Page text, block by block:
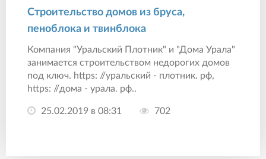
Строительство домов из бруса,
пеноблока и твинблока
Компания "Уральский Плотник" и "Дома Урала"
занимается строительством недорогих домов
под ключ. https: //уральский - плотник. рф,
https: //дома - урала. рф..
25.02.2019 в 08:31 702